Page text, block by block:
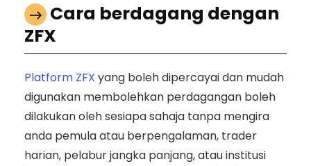
Cara berdagang dengan
ZFX
Platform ZFX yang boleh dipercayai dan mudah
digunakan membolehkan perdagangan boleh
dilakukan oleh sesiapa sahaja tanpa mengira
anda pemula atau berpengalaman, trader
harian, pelabur jangka panjang, atau institusi